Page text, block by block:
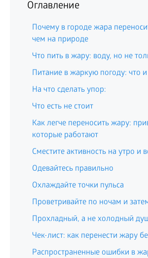
Оглавление
Почему в городе жара
чем на природе
Что пить в жару: воду, но не
Питание в жаркую погоду: что и
На что сделать упор:
Что есть не стоит
Как легче переносить жару:
которые работают
Сместите активность на утро и
Одевайтесь правильно
Охлаждайте точки пульса
Проветривайте по ночам и
Прохладный, а не холодный
Чек-лист: как перенести жару
Распространенные ошибки в